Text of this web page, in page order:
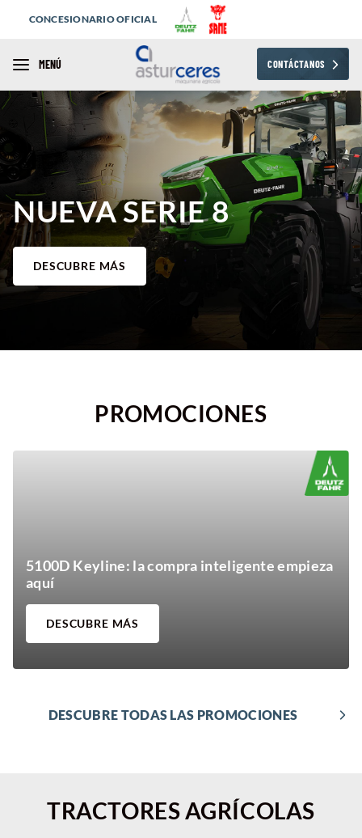
CONCESIONARIO OFICIAL
MENÚ CONTÁCTANOS
NUEVA SERIE 8
DESCUBRE MÁS
PROMOCIONES
DESCUBRE TODAS LAS PROMOCIONES
5100D Keyline: la compra inteligente empieza
aquí
DESCUBRE MÁS
TRACTORES AGRÍCOLAS